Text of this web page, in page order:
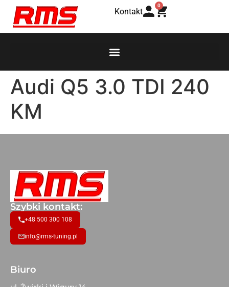
Kontakt
0
Audi Q5 3.0 TDI 240
KM
Szybki kontakt:
+48 500 300 108
info@rms-tuning.pl
Biuro